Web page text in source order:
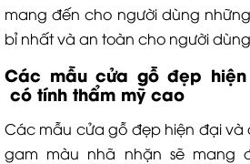
mang đến cho người dùng
bỉ nhất và an toàn cho người
Các mẫu cửa gỗ đẹp
có tính thẩm mỹ cao
Các mẫu cửa gỗ đẹp hiện đại và
gam màu nhã nhặn sẽ mang